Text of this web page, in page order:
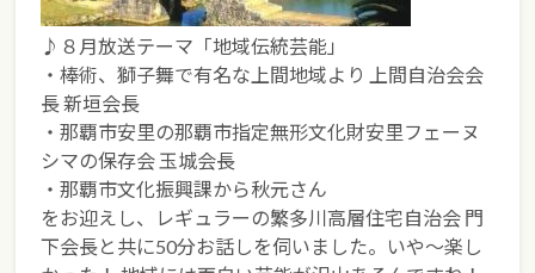
♪８月放送テーマ「地域伝統芸能」
・棒術、獅子舞で有名な上間地域より 上間自治会会
長 新垣会長
・那覇市安里の那覇市指定無形文化財安里フェーヌ
シマの保存会 玉城会長
・那覇市文化振興課から秋元さん
をお迎えし、レギュラーの繁多川高層住宅自治会 門
下会長と共に50分お話しを伺いました。 いや〜楽し